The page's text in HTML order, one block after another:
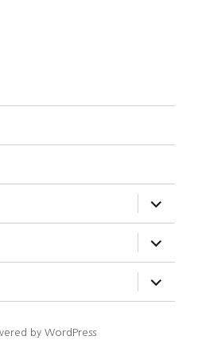
위
메
확
장
위
메
확
장
위
메
by WordPress